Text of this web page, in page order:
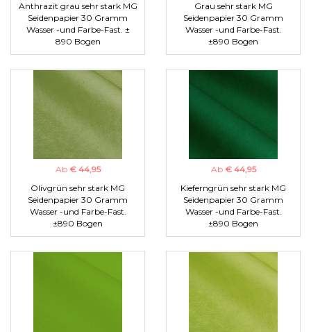
Anthrazit grau sehr stark MG
Seidenpapier 30 Gramm
Wasser -und Farbe-Fast. ±
890 Bogen
Grau sehr stark MG
Seidenpapier 30 Gramm
Wasser -und Farbe-Fast.
±890 Bogen
Ab € 44,95
Olivgrün sehr stark MG
Seidenpapier 30 Gramm
Wasser -und Farbe-Fast.
±890 Bogen
Ab € 44,95
Kieferngrün sehr stark MG
Seidenpapier 30 Gramm
Wasser -und Farbe-Fast.
±890 Bogen